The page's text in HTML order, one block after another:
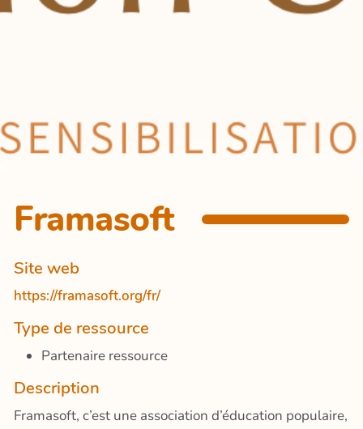
Framasoft
Site web
https://framasoft.org/fr/
Type de ressource
Partenaire ressource
Description
Framasoft, c’est une association d’éducation populaire,